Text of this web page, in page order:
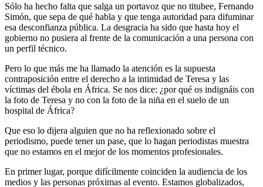
Sólo ha hecho falta que salga un portavoz que no titubee, Fernando
Simón, que sepa de qué habla y que tenga autoridad para difuminar
esa desconfianza pública. La desgracia ha sido que hasta hoy el
gobierno no pusiera al frente de la comunicación a una persona con
un perfil técnico.
Pero lo que más me ha llamado la atención es la supuesta
contraposición entre el derecho a la intimidad de Teresa y las
víctimas del ébola en África. Se nos dice: ¿por qué os indignáis con
la foto de Teresa y no con la foto de la niña en el suelo de un
hospital de África?
Que eso lo dijera alguien que no ha reflexionado sobre el
periodismo, puede tener un pase, que lo hagan periodistas muestra
que no estamos en el mejor de los momentos profesionales.
En primer lugar, porque difícilmente coinciden la audiencia de los
medios y las personas próximas al evento. Estamos globalizados,